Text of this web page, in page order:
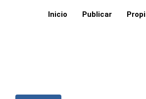
Inicio Publicar